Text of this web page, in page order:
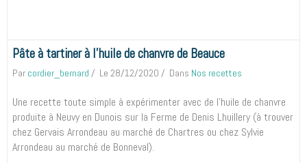
Pâte à tartiner à l'huile de chanvre de Beauce
Par cordier_bernard Le 28/12/2020 Dans Nos recettes
Une recette toute simple à expérimenter avec de l'huile de chanvre
produite à Neuvy en Dunois sur la Ferme de Denis Lhuillery (à trouver
chez Gervais Arrondeau au marché de Chartres ou chez Sylvie
Arrondeau au marché de Bonneval).